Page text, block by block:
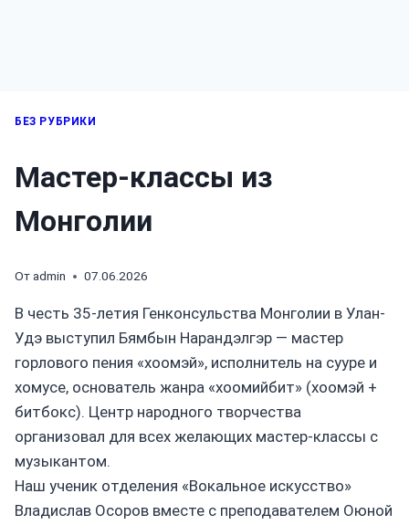
БЕЗ РУБРИКИ
Мастер-классы из
Монголии
Отadmin 07.06.2026
В честь 35-летия Генконсульства Монголии в Улан-
Удэ выступил Бямбын Нарандэлгэр — мастер
горлового пения «хоомэй», исполнитель на сууре и
хомусе, основатель жанра «хоомийбит» (хоомэй +
битбокс). Центр народного творчества
организовал для всех желающих мастер-классы с
музыкантом.
Наш ученик отделения «Вокальное искусство»
Владислав Осоров вместе с преподавателем Оюной